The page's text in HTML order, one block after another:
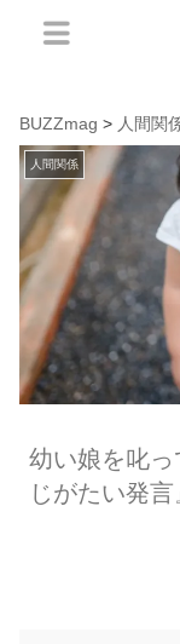
BUZZmag > 人間関
人間関係
幼い娘を叱
じがたい発